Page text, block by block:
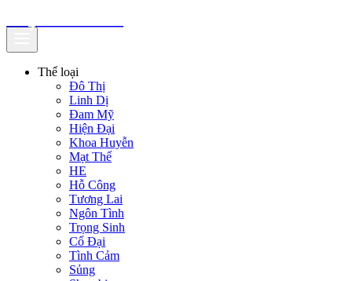
Thể loại
Đô Thị
Linh Dị
Đam Mỹ
Hiện Đại
Khoa Huyễn
Mạt Thế
HE
Hỗ Công
Tương Lai
Ngôn Tình
Trọng Sinh
Cổ Đại
Tình Cảm
Sủng